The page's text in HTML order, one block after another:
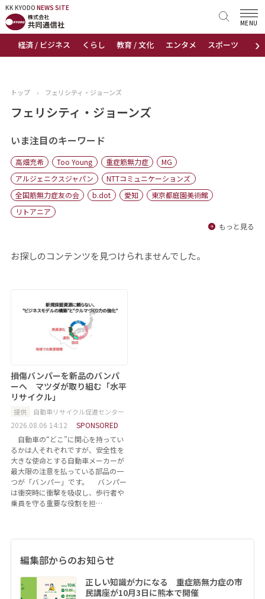
KK KYODO NEWS SITE
›
経済 / ビジネス くらし 教育 / 文化 エンタメ スポーツ 地域
MENU
KK KYODONEWS SITE
トップページ
ニュース
おすすめコンテンツ
出版物
会社概要
トップ › フェリシティ・ジョーンズ
フェリシティ・ジョーンズ
いま注目のキーワード
高畑充希 Too Young 重症筋無力症
MG
アルジェニクスジャパン
NTTコミュニケーションズ
全国筋無力症友の会
b.dot 愛知
東京都庭園美術館
リトアニア
もっと見る
お探しのコンテンツを見つけられませんでした。
損傷バンパーを新品のバンパ
ーへ マツダが取り組む「水平
リサイクル」
提供 自動車リサイクル促進センター
2026.08.06 14:12
SPONSORED
自動車の“どこ”に関心を持ってい
るかは人それぞれですが、安全性を
大きな使命とする自動車メーカーが
最大限の注意を払っている部品の一
つが「バンパー」です。 バンパー
は衝突時に衝撃を吸収し、歩行者や
乗員を守る重要な役割を担…
編集部からのお知らせ
正しい知識が力になる 重症筋無力症の市
民講座が10月3日に熊本で開催